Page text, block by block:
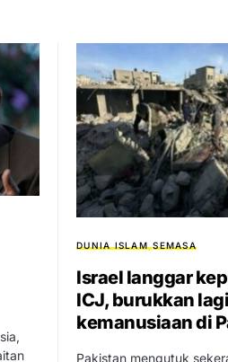
DUNIA ISLAM SEMASA
Israel langgar
ICJ, burukkan
kemanusiaan di
Pakistan mengutuk